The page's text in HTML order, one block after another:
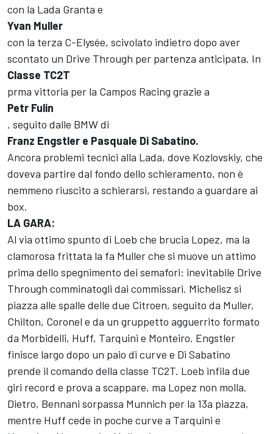
con la Lada Granta e
Yvan Muller
con la terza C-Elysée, scivolato indietro dopo aver
scontato un Drive Through per partenza anticipata. In
Classe TC2T
prma vittoria per la Campos Racing grazie a
Petr Fulin
, seguito dalle BMW di
Franz Engstler e Pasquale Di Sabatino.
Ancora problemi tecnici alla Lada, dove Kozlovskiy, che
doveva partire dal fondo dello schieramento, non è
nemmeno riuscito a schierarsi, restando a guardare ai
box.
LA GARA:
Al via ottimo spunto di Loeb che brucia Lopez, ma la
clamorosa frittata la fa Muller che si muove un attimo
prima dello spegnimento dei semafori: inevitabile Drive
Through comminatogli dai commissari. Michelisz si
piazza alle spalle delle due Citroen, seguito da Muller,
Chilton, Coronel e da un gruppetto agguerrito formato
da Morbidelli, Huff, Tarquini e Monteiro. Engstler
finisce largo dopo un paio di curve e Di Sabatino
prende il comando della classe TC2T. Loeb infila due
giri record e prova a scappare, ma Lopez non molla.
Dietro, Bennani sorpassa Munnich per la 13a piazza,
mentre Huff cede in poche curve a Tarquini e